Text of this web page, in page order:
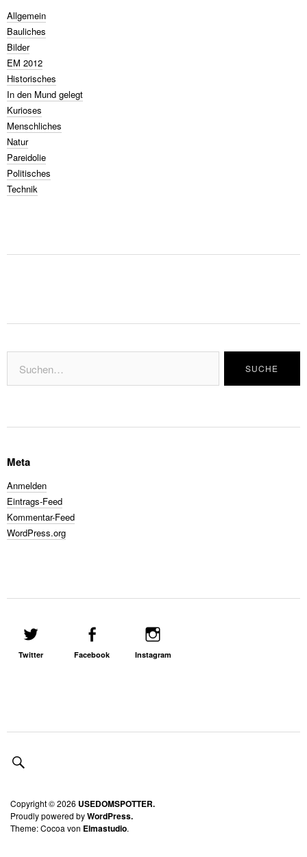
Allgemein
Bauliches
Bilder
EM 2012
Historisches
In den Mund gelegt
Kurioses
Menschliches
Natur
Pareidolie
Politisches
Technik
Meta
Anmelden
Eintrags-Feed
Kommentar-Feed
WordPress.org
Twitter Facebook Instagram
Copyright © 2026 USEDOMSPOTTER.
Proudly powered byWordPress.
Theme: Cocoa von Elmastudio.